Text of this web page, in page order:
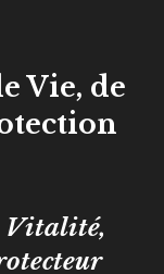
Vie, de
Vitalité,